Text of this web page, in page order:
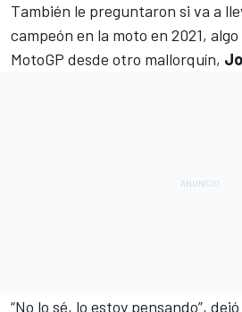
También le preguntaron si va a
campeón en la moto en 2021,
MotoGP desde otro mallorquín,
“No lo sé, lo estoy pensando”,